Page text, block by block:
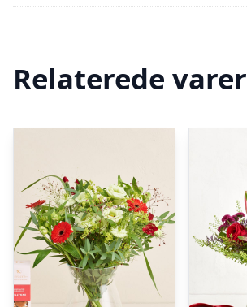
Relaterede varer